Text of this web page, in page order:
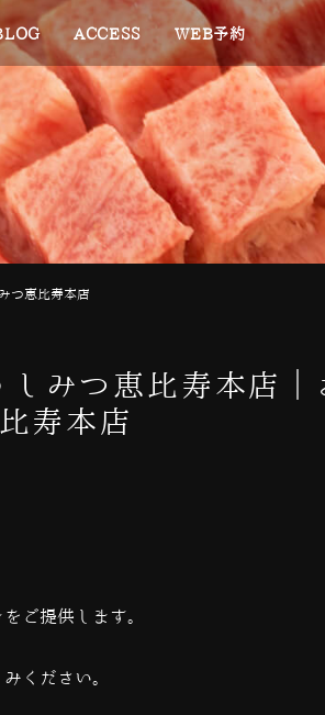
ACCESS WEB予約
つ恵比寿本店
みつ恵比寿本店｜
寿本店
ご提供します。
ください。